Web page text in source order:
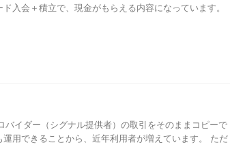
入会＋積立で、現金がもらえる内容になっています。
イダー（シグナル提供者）の取引をそのままコピーで
用できることから、近年利用者が増えています。 ただ